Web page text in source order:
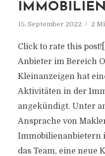
15. September 2022 2
Click to rate this
Anbieter im Bereich
Kleinanzeigen hat
Aktivitäten in der
angekündigt. Unter
Ansprache von
Immobilienanbietern
das Team, eine neue